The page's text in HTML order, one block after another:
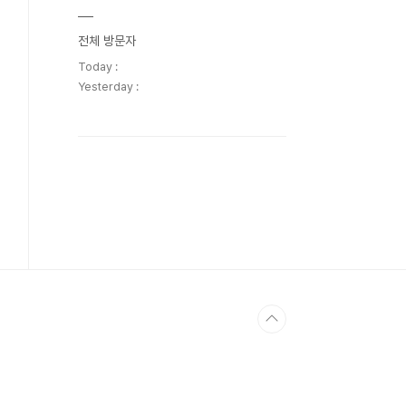
전체 방문자
Today :
Yesterday :